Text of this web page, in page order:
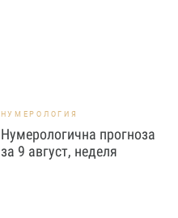
НУМЕРОЛОГИЯ
Нумерологична прогноза
за 9 август, неделя